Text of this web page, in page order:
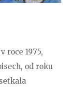
roce 1975,
od roku